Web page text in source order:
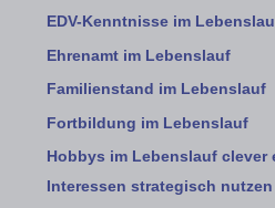
EDV-Kenntnisse im
Ehrenamt im Lebenslauf
Familienstand im Lebenslauf
Fortbildung im Lebenslauf
Hobbys im Lebenslauf clever
Interessen strategisch nutzen